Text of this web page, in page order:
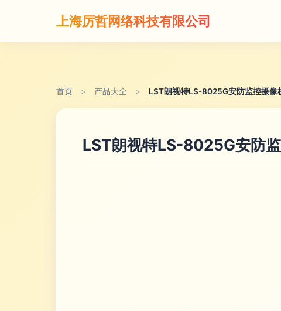
上海厉哲网络科技有限公司
首页 > 产品大全 > LST朗视特LS-8025G安防监控摄像
LST朗视特LS-8025G安防